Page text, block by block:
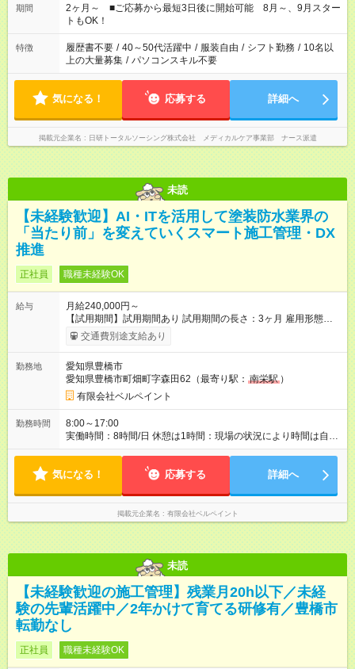
など、あなたのご希望に沿ったお仕事をご紹介します！ ※Wワ
ーク希望の方へ 今ご覧のお仕事で希望する勤務時間と、もう1つ
のお仕事の勤務時間。 合計で週40時間を超える場合は応募でき
ません
期間
2ヶ月～ ■ご応募から最短3日後に開始可能 8月～、9月スター
トもOK！
特徴 履歴書不要 / 40～50代活躍中 / 服装自由 / シフト勤務 / 10名以
上の大量募集 / パソコンスキル不要
気になる！ 応募する 詳細へ
掲載元企業名 日研トータルソーシング株式会社 メディカルケア事業部 ナース派遣
未読
【未経験歓迎】AI・ITを活用して塗装防水業界の
「当たり前」を変えていくスマート施工管理・DX
推進
正社員 職種未経験OK
給与
月給240,000円～
【試用期間】試用期間あり 試用期間の長さ：3ヶ月 雇用形態、
給与は本採用時と同じです。
交通費別途支給あり
勤務地
愛知県豊橋市
愛知県豊橋市町畑町字森田62（最寄り駅： 南栄駅 ）
有限会社ベルペイント
勤務時間
8:00～17:00
実働時間：8時間/日 休憩は1時間：現場の状況により時間は自由
に調整可能です
気になる！ 応募する 詳細へ
掲載元企業名 有限会社ベルペイント
未読
【未経験歓迎の施工管理】残業月20h以下／未経
験の先輩活躍中／2年かけて育てる研修有／豊橋市
転勤なし
正社員 職種未経験OK